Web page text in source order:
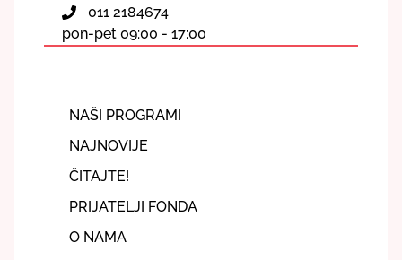
011 2184674
pon-pet 09:00 - 17:00
NAŠI PROGRAMI
NAJNOVIJE
ČITAJTE!
PRIJATELJI FONDA
O NAMA